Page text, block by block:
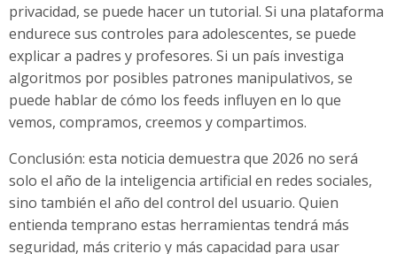
privacidad, se puede hacer un tutorial. Si una plataforma
endurece sus controles para adolescentes, se puede
explicar a padres y profesores. Si un país investiga
algoritmos por posibles patrones manipulativos, se
puede hablar de cómo los feeds influyen en lo que
vemos, compramos, creemos y compartimos.
Conclusión: esta noticia demuestra que 2026 no será
solo el año de la inteligencia artificial en redes sociales,
sino también el año del control del usuario. Quien
entienda temprano estas herramientas tendrá más
seguridad, más criterio y más capacidad para usar